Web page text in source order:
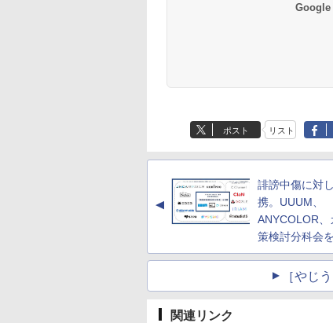
Google
ポスト リスト
▲
誹謗中傷に対
携。UUUM、
ANYCOLOR
策検討分科会
［やじ
関連リンク